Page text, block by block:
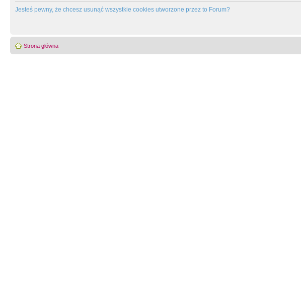
Jesteś pewny, że chcesz usunąć wszystkie cookies utworzone przez to Forum?
Strona główna